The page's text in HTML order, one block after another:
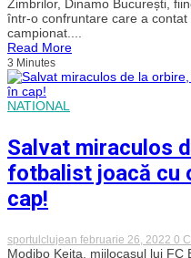
Zimbrilor, Dinamo București,
într-o confruntare care a
campionat....
Read More
3 Minutes
NATIONAL
Salvat miraculos
fotbalist joacă cu
cap!
sportulclujean februarie 26, 2022 0
Modibo Keita, mijlocașul lui FC